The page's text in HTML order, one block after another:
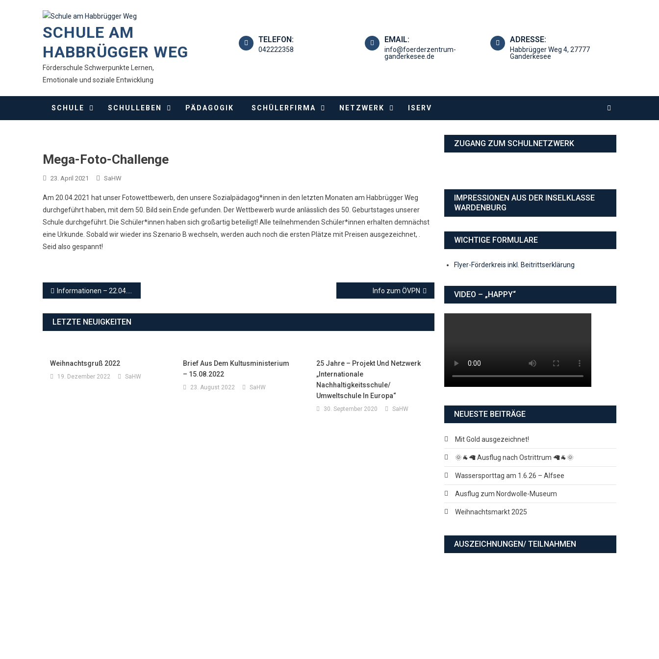
SCHULE AM
HABBRÜGGER WEG
Förderschule Schwerpunkte Lernen,
Emotionale und soziale Entwicklung
TELEFON:
042222358
EMAIL:
info@foerderzentrum-
ganderkesee.de
ADRESSE:
Habbrügger Weg 4, 27777
Ganderkesee
SCHULE SCHULLEBEN PÄDAGOGIK SCHÜLERFIRMA NETZWERK ISERV
Mega-Foto-Challenge
23. April 2021 SaHW
Am 20.04.2021 hat unser Fotowettbewerb, den unsere Sozialpädagog*innen in den letzten Monaten am Habbrügger Weg
durchgeführt haben, mit dem 50. Bild sein Ende gefunden. Der Wettbewerb wurde anlässlich des 50. Geburtstages unserer
Schule durchgeführt. Die Schüler*innen haben sich großartig beteiligt! Alle teilnehmenden Schüler*innen erhalten demnächst
eine Urkunde. Sobald wir wieder ins Szenario B wechseln, werden auch noch die ersten Plätze mit Preisen ausgezeichnet, .
Seid also gespannt!
Beitragsnavigation
Informationen – 22.04.2021 Info zum ÖVPN
LETZTE NEUIGKEITEN
Weihnachtsgruß 2022
19. Dezember 2022 SaHW
Brief Aus Dem Kultusministerium
– 15.08.2022
23. August 2022 SaHW
25 Jahre – Projekt Und Netzwerk
„Internationale
Nachhaltigkeitsschule/
Umweltschule In Europa“
30. September 2020 SaHW
ZUGANG ZUM SCHULNETZWERK
IMPRESSIONEN AUS DER INSELKLASSE
WARDENBURG
WICHTIGE FORMULARE
Flyer-Förderkreis inkl. Beitrittserklärung
VIDEO – „HAPPY“
NEUESTE BEITRÄGE
Mit Gold ausgezeichnet!
🌞🐐🦙 Ausflug nach Ostrittrum 🦙🐐🌞
Wassersporttag am 1.6.26 – Alfsee
Ausflug zum Nordwolle-Museum
Weihnachtsmarkt 2025
AUSZEICHNUNGEN/ TEILNAHMEN